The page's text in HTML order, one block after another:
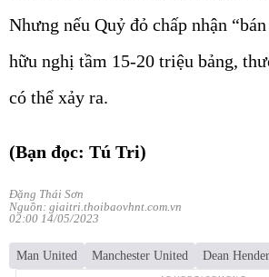
Nhưng nếu Quỷ đỏ chấp nhận
hữu nghị tầm 15-20 triệu bảng,
có thể xảy ra.
(Bạn đọc: Tú Tri)
Đặng Thái Sơn
Nguồn: giaitri.thoibaovhnt.com.vn
02:00 14/05/2023
Man United Manchester United Dean